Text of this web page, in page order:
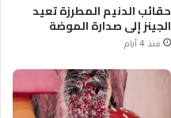
حقائب الدنيم المطرزة تعيد
الجينز إلى صدارة الموضة
منذ 4 أيام